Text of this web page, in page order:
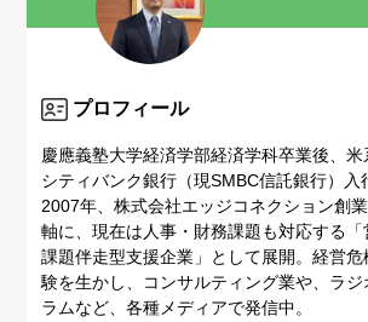
プロフィール
慶應義塾大学経済学部経済学科卒業後、
シティバンク銀行（現SMBC信託銀行）入
2007年、株式会社エッジコネクション創
軸に、現在は人事・財務課題も対応する
課題伴走型支援企業」として展開。経営
験を生かし、コンサルティング業や、ラジ
ラムなど、各種メディアで発信中。